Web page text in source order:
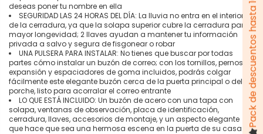
deseas poner tu nombre en ella
SEGURIDAD LAS 24 HORAS DEL DÍA: La lluvia no entra en el interior
de la cerradura, ya que la solapa superior cubre la cerradura para
mayor longevidad; 2 llaves ayudan a mantener tu información
privada a salvo y segura de fisgonear o robar
UNA PULSERA PARA INSTALAR: No tienes que buscar por todas
partes cómo instalar un buzón de correo; con los tornillos, pernos de
expansión y espaciadores de goma incluidos, podrás colgar
fácilmente este elegante buzón cerca de la puerta principal o del
porche, listo para acorralar el correo entrante
LO QUE ESTÁ INCLUIDO: Un buzón de acero con una tapa con
solapa, ventanas de observación, placa de identificación,
cerradura, llaves, accesorios de montaje, y un aspecto elegante
que hace que sea una hermosa escena en la puerta de su casa
Pack de descuentos hasta 100 €